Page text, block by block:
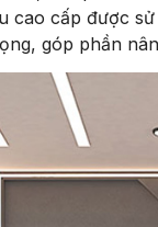
cao cấp được
góp phần